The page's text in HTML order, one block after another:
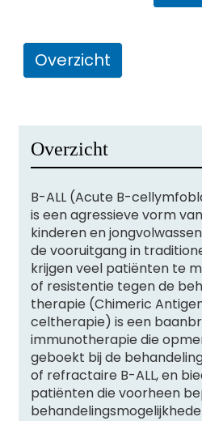
Overzicht
Overzicht
B-ALL (Acute B-
is een agressieve vorm
kinderen en
de vooruitgang in
krijgen veel patiënten te
of resistentie tegen de
therapie (Chimeric
celtherapie) is een
immunotherapie die
geboekt bij de
of refractaire B-ALL, en
patiënten die voorheen